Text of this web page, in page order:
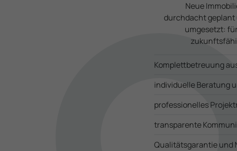
Neue
durchdacht geplant
umgesetzt:
Komplett­betreuung
indivi­duelle Beratung
professio­nelles
trans­parente
Qualitätsgarantie und